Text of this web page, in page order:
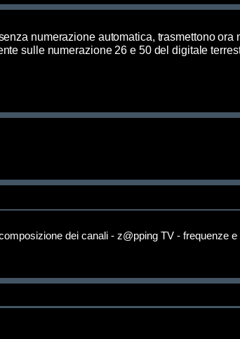
numerazione automatica, trasmettono ora
sulle numerazione 26 e 50 del digitale
dei canali - z@pping TV - frequenze e